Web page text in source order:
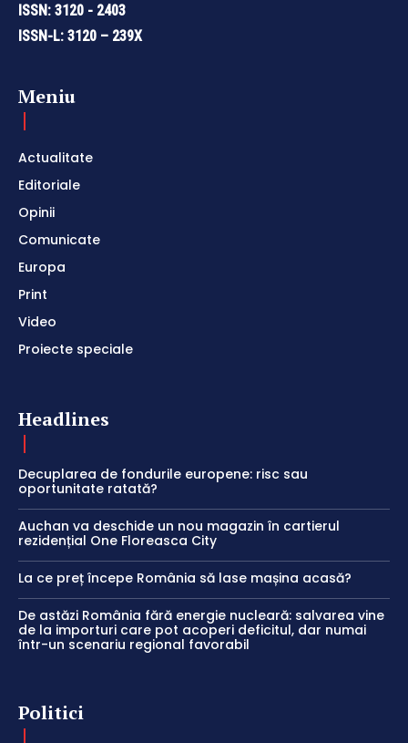
ISSN: 3120 - 2403
ISSN-L: 3120 – 239X
Meniu
Actualitate
Editoriale
Opinii
Comunicate
Europa
Print
Video
Proiecte speciale
Headlines
Decuplarea de fondurile europene: risc sau
oportunitate ratată?
Auchan va deschide un nou magazin în cartierul
rezidențial One Floreasca City
La ce preț începe România să lase mașina acasă?
De astăzi România fără energie nucleară: salvarea vine
de la importuri care pot acoperi deficitul, dar numai
într-un scenariu regional favorabil
Politici